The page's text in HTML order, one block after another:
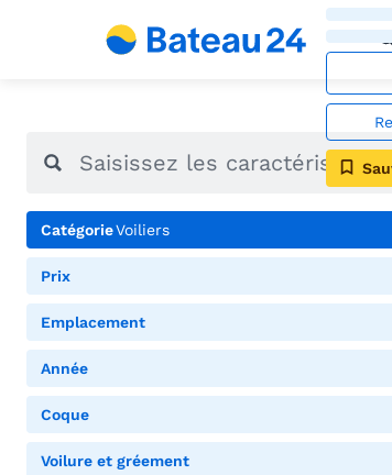
CatégorieVoiliers
Prix
Emplacement
Année
Coque
Voilure et gréement